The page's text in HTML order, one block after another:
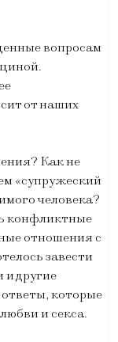
вопросам
от наших
Как не
«супружеский
человека?
конфликтные
отношения с
завести
другие
которые
и секса.